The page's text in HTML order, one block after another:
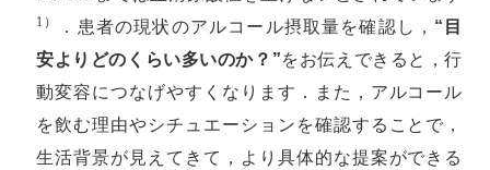
1） ．患者の現状のアルコール摂取量を確認し， “目
安よりどのくらい多いのか？”をお伝えできると，行
動変容につなげやすくなります．また，アルコール
を飲む理由やシチュエーションを確認することで，
生活背景が見えてきて，より具体的な提案ができる